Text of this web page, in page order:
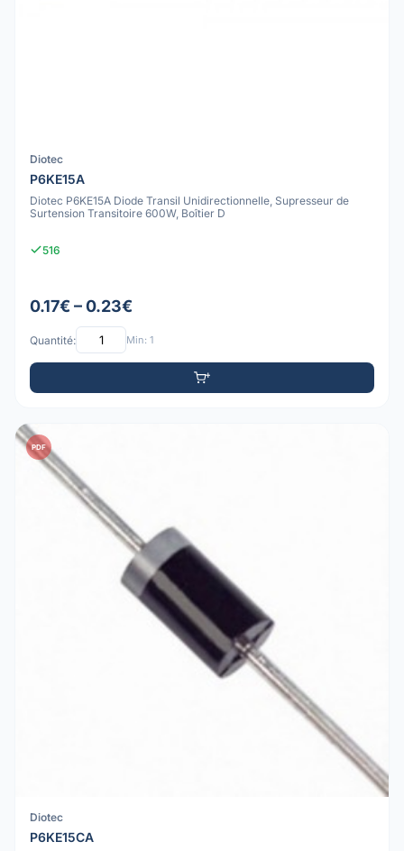
Diotec
P6KE15A
Diotec P6KE15A Diode Transil Unidirectionnelle, Supresseur de
Surtension Transitoire 600W, Boîtier D
516
0.17€ – 0.23€
Quantité: Min: 1
PDF
Diotec
P6KE15CA